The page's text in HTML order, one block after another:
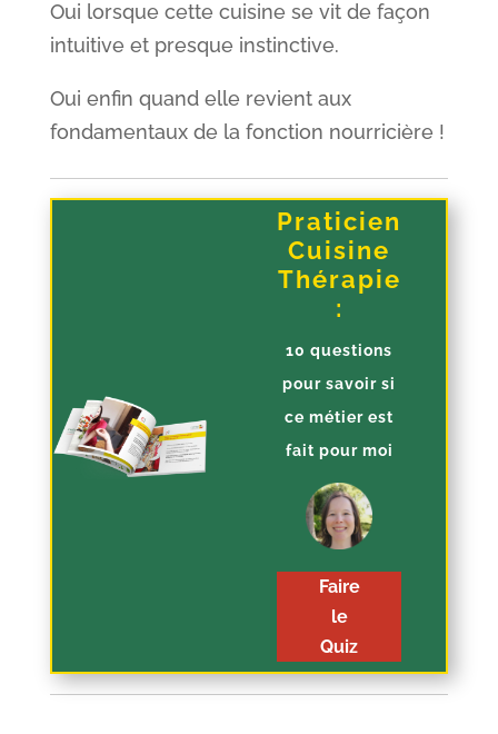
Oui lorsque cette cuisine se vit de façon
intuitive et presque instinctive.
Oui enfin quand elle revient aux
fondamentaux de la fonction nourricière !
Praticien
Cuisine
Thérapie
:
10 questions
pour savoir si
ce métier est
fait pour moi
Faire
le
Quiz